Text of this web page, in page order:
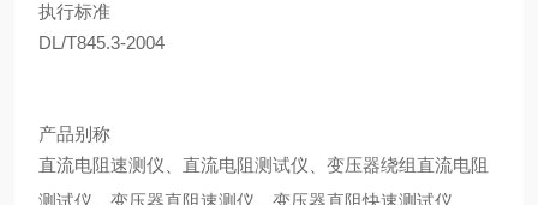
执行标准
DL/T845.3-2004
产品别称
直流电阻速测仪、直流电阻测试仪、变压器绕组直流电阻
测试仪、变压器直阻速测仪、变压器直阻快速测试仪